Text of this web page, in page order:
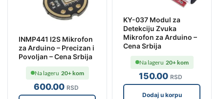
INMP441 I2S Mikrofon
za Arduino – Precizan i
Povoljan – Cena Srbija
600.00 RSD
Na lageru 20+ kom
KY-037 Modul za
Detekciju Zvuka
Mikrofon za Arduino –
Cena Srbija
150.00 RSD
Na lageru 20+ kom
Dodaj u korpu